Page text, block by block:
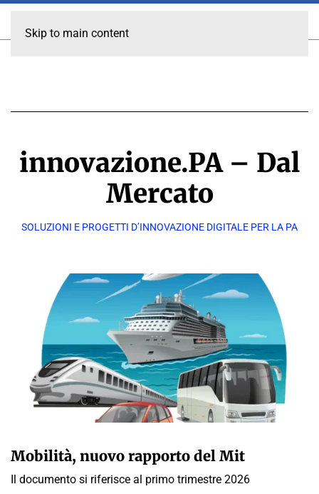
Skip to main content
innovazione.PA – Dal
Mercato
SOLUZIONI E PROGETTI D’INNOVAZIONE DIGITALE PER LA PA
Mobilità, nuovo rapporto del Mit
Il documento si riferisce al primo trimestre 2026